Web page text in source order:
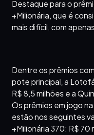
Destaque para o
+Milionária, que é
mais difícil, com
Dentre os prêmios
pote principal, a
R$ 8,5 milhões e a
Os prêmios em jogo
estão nos seguintes
+Milionária 370: R$ 70